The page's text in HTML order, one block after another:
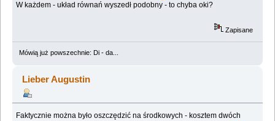
W każdem - układ równań wyszedł podobny - to chyba oki?
Zapisane
Mówią już powszechnie: Di - da...
Lieber Augustin
Faktycznie można było oszczędzić na środkowych - kosztem dwóch